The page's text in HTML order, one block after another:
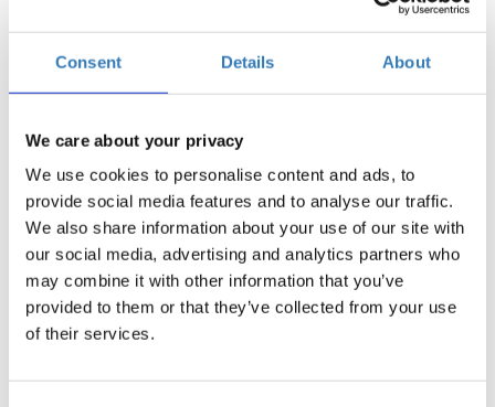
Consent Details About
We care about your privacy
We use cookies to personalise content and ads, to
provide social media features and to analyse our traffic.
We also share information about your use of our site with
our social media, advertising and analytics partners who
may combine it with other information that you’ve
provided to them or that they’ve collected from your use
of their services.
Ποια είναι τα βασικά στοιχεία μιας ιστοσελίδας και
πώς την κατασκευάζουμε με τη χρήση κώδικα HTML;
Μερικά από τα ερωτήματα που θα απαντήσουμε
πώς μας βοηθούν τα Stylesheets, τι είναι τα CSS και